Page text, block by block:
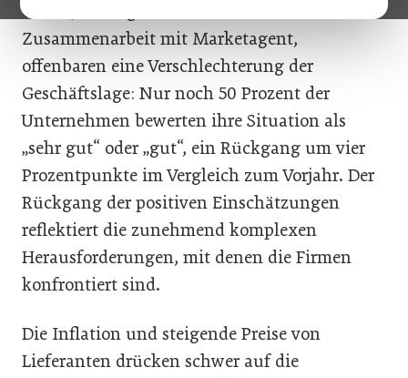
Check, durchgeführt vom KSV1870 in
Zusammenarbeit mit Marketagent,
offenbaren eine Verschlechterung der
Geschäftslage: Nur noch 50 Prozent der
Unternehmen bewerten ihre Situation als
„sehr gut“ oder „gut“, ein Rückgang um vier
Prozentpunkte im Vergleich zum Vorjahr. Der
Rückgang der positiven Einschätzungen
reflektiert die zunehmend komplexen
Herausforderungen, mit denen die Firmen
konfrontiert sind.
Die Inflation und steigende Preise von
Lieferanten drücken schwer auf die